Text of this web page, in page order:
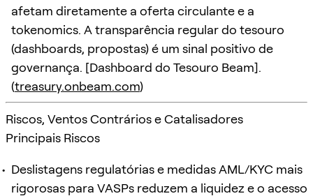
afetam diretamente a oferta circulante e a
tokenomics. A transparência regular do tesouro
(dashboards, propostas) é um sinal positivo de
governança. [Dashboard do Tesouro Beam].
(treasury.onbeam.com)
Riscos, Ventos Contrários e Catalisadores
Principais Riscos
Deslistagens regulatórias e medidas AML/KYC mais
rigorosas para VASPs reduzem a liquidez e o acesso